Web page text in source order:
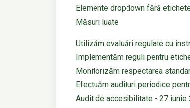
Elemente dropdown fără
Măsuri luate
Utilizăm evaluări regulate cu
Implementăm reguli pentru
Monitorizăm respectarea
Efectuăm audituri periodice
Audit de accesibilitate - 27 iunie